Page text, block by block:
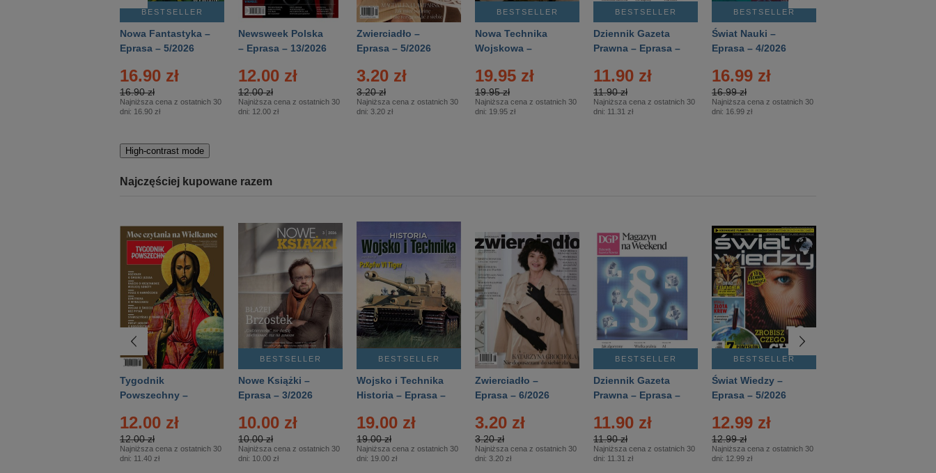
BESTSELLER
Nowa Fantastyka –
Eprasa – 5/2026
16.90 zł
16.90 zł
Najniższa cena z ostatnich 30
dni: 16.90 zł
Newsweek Polska
– Eprasa – 13/2026
12.00 zł
12.00 zł
Najniższa cena z ostatnich 30
dni: 12.00 zł
Zwierciadło –
Eprasa – 5/2026
3.20 zł
3.20 zł
Najniższa cena z ostatnich 30
dni: 3.20 zł
BESTSELLER
Nowa Technika
Wojskowa –
19.95 zł
19.95 zł
Najniższa cena z ostatnich 30
dni: 19.95 zł
BESTSELLER
Dziennik Gazeta
Prawna – Eprasa –
11.90 zł
11.90 zł
Najniższa cena z ostatnich 30
dni: 11.31 zł
BESTSELLER
Świat Nauki –
Eprasa – 4/2026
16.99 zł
16.99 zł
Najniższa cena z ostatnich 30
dni: 16.99 zł
High-contrast mode
Najczęściej kupowane razem
Tygodnik
Powszechny –
12.00 zł
12.00 zł
Najniższa cena z ostatnich 30
dni: 11.40 zł
BESTSELLER
Nowe Książki –
Eprasa – 3/2026
10.00 zł
10.00 zł
Najniższa cena z ostatnich 30
dni: 10.00 zł
BESTSELLER
Wojsko i Technika
Historia – Eprasa –
19.00 zł
19.00 zł
Najniższa cena z ostatnich 30
dni: 19.00 zł
Zwierciadło –
Eprasa – 6/2026
3.20 zł
3.20 zł
Najniższa cena z ostatnich 30
dni: 3.20 zł
BESTSELLER
Dziennik Gazeta
Prawna – Eprasa –
11.90 zł
11.90 zł
Najniższa cena z ostatnich 30
dni: 11.31 zł
BESTSELLER
Świat Wiedzy –
Eprasa – 5/2026
12.99 zł
12.99 zł
Najniższa cena z ostatnich 30
dni: 12.99 zł